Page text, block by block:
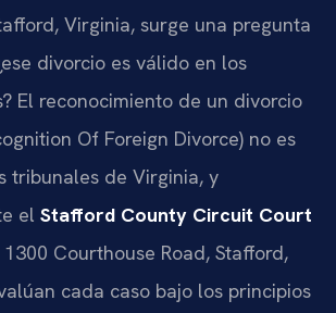
Virginia, surge una pregunta
divorcio es válido en los
El reconocimiento de un divorcio
Of Foreign Divorce) no es
tribunales de Virginia, y
el Stafford County Circuit Court
Courthouse Road, Stafford,
cada caso bajo los principios